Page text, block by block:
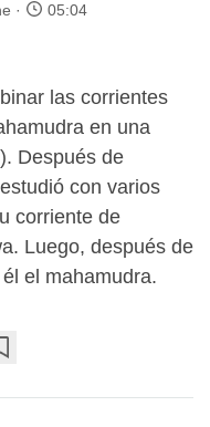
05:04
las corrientes
en una
Después de
con varios
corriente de
Luego, después de
el mahamudra.